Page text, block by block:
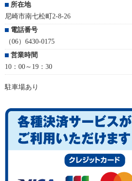
所在地
尼崎市南七松町2-8-26
電話番号
（06）6430-0175
営業時間
10：00～19：30
駐車場あり